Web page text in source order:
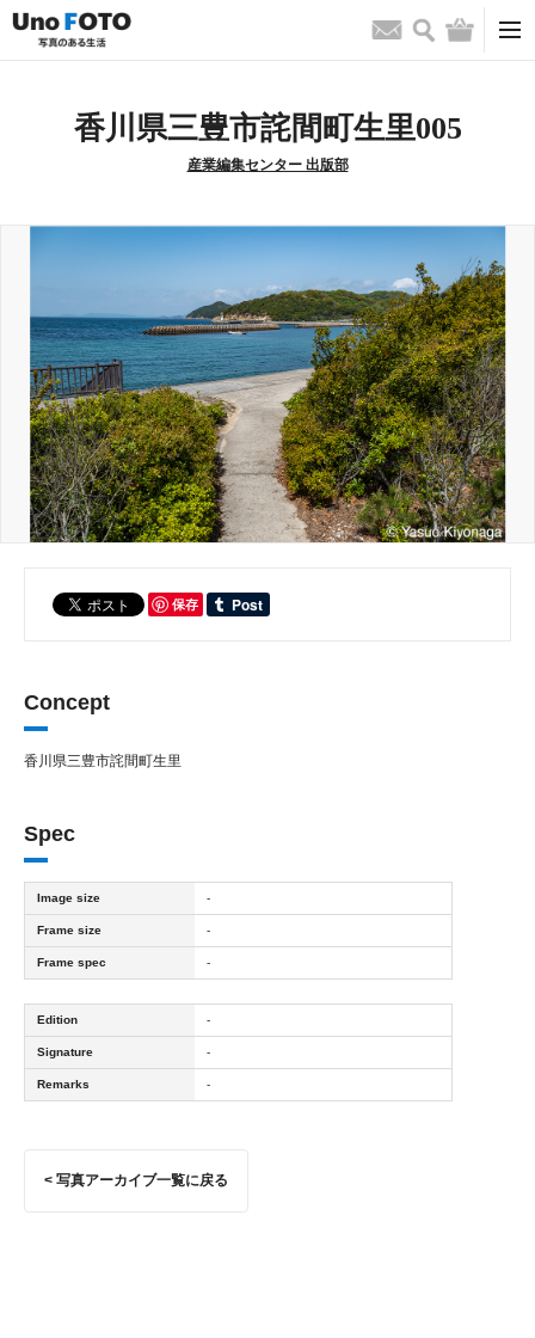
お問い合わせ
検索 バッグ
香川県三豊市詫間町生里005
産業編集センター 出版部
保存
Concept
香川県三豊市詫間町生里
Spec
Image size -
Frame size -
Frame spec -
Edition -
Signature -
Remarks -
< 写真アーカイブ一覧に戻る